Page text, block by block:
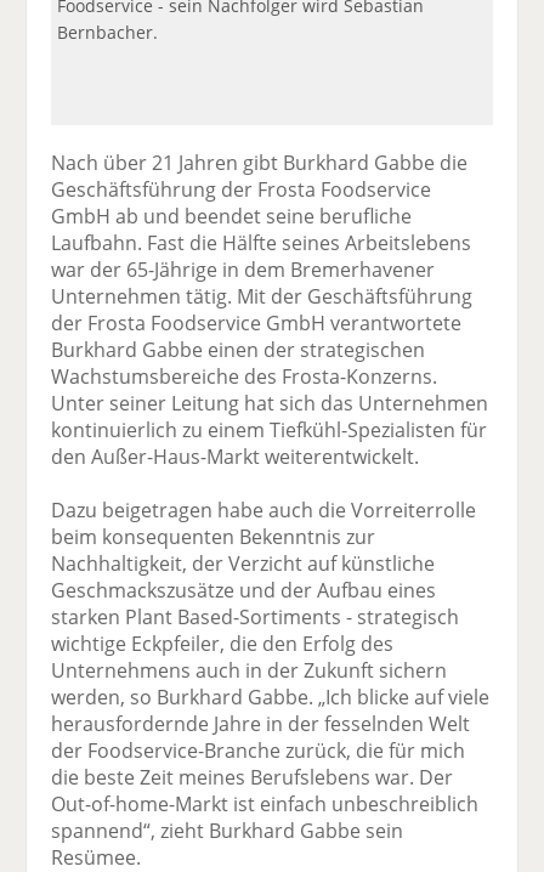
Foodservice - sein Nachfolger wird Sebastian
Bernbacher.
Nach über 21 Jahren gibt Burkhard Gabbe die
Geschäftsführung der Frosta Foodservice
GmbH ab und beendet seine berufliche
Laufbahn. Fast die Hälfte seines Arbeitslebens
war der 65-Jährige in dem Bremerhavener
Unternehmen tätig. Mit der Geschäftsführung
der Frosta Foodservice GmbH verantwortete
Burkhard Gabbe einen der strategischen
Wachstumsbereiche des Frosta-Konzerns.
Unter seiner Leitung hat sich das Unternehmen
kontinuierlich zu einem Tiefkühl-Spezialisten für
den Außer-Haus-Markt weiterentwickelt.
Dazu beigetragen habe auch die Vorreiterrolle
beim konsequenten Bekenntnis zur
Nachhaltigkeit, der Verzicht auf künstliche
Geschmackszusätze und der Aufbau eines
starken Plant Based-Sortiments - strategisch
wichtige Eckpfeiler, die den Erfolg des
Unternehmens auch in der Zukunft sichern
werden, so Burkhard Gabbe. „Ich blicke auf viele
herausfordernde Jahre in der fesselnden Welt
der Foodservice-Branche zurück, die für mich
die beste Zeit meines Berufslebens war. Der
Out-of-home-Markt ist einfach unbeschreiblich
spannend“, zieht Burkhard Gabbe sein
Resümee.